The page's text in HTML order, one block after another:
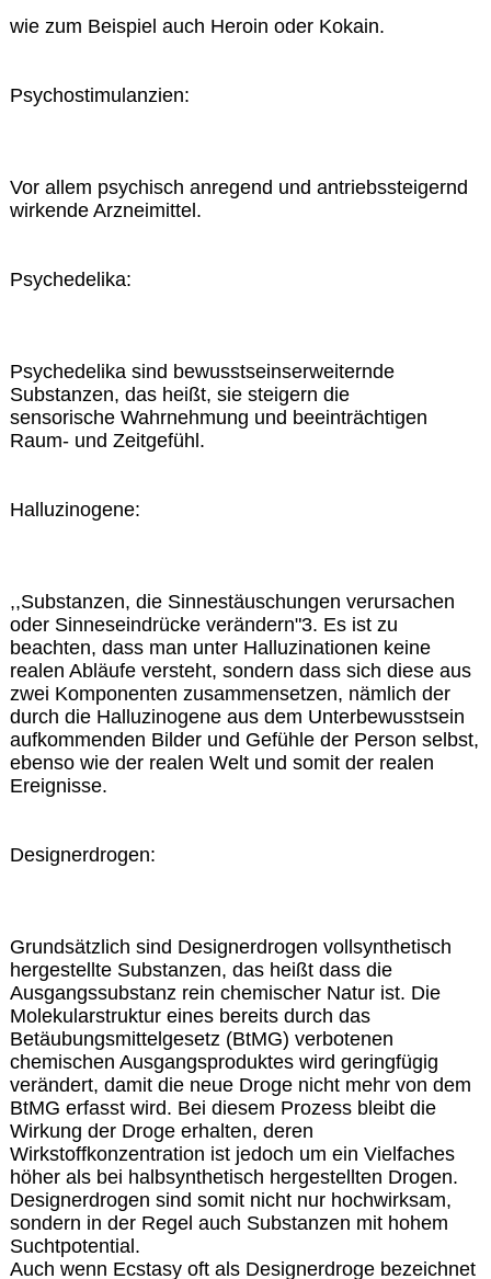
wie zum Beispiel auch Heroin oder Kokain.
Psychostimulanzien:
Vor allem psychisch anregend und antriebssteigernd
wirkende Arzneimittel.
Psychedelika:
Psychedelika sind bewusstseinserweiternde
Substanzen, das heißt, sie steigern die
sensorische Wahrnehmung und beeinträchtigen
Raum- und Zeitgefühl.
Halluzinogene:
,,Substanzen, die Sinnestäuschungen verursachen
oder Sinneseindrücke verändern"3. Es ist zu
beachten, dass man unter Halluzinationen keine
realen Abläufe versteht, sondern dass sich diese aus
zwei Komponenten zusammensetzen, nämlich der
durch die Halluzinogene aus dem Unterbewusstsein
aufkommenden Bilder und Gefühle der Person selbst,
ebenso wie der realen Welt und somit der realen
Ereignisse.
Designerdrogen:
Grundsätzlich sind Designerdrogen vollsynthetisch
hergestellte Substanzen, das heißt dass die
Ausgangssubstanz rein chemischer Natur ist. Die
Molekularstruktur eines bereits durch das
Betäubungsmittelgesetz (BtMG) verbotenen
chemischen Ausgangsproduktes wird geringfügig
verändert, damit die neue Droge nicht mehr von dem
BtMG erfasst wird. Bei diesem Prozess bleibt die
Wirkung der Droge erhalten, deren
Wirkstoffkonzentration ist jedoch um ein Vielfaches
höher als bei halbsynthetisch hergestellten Drogen.
Designerdrogen sind somit nicht nur hochwirksam,
sondern in der Regel auch Substanzen mit hohem
Suchtpotential.
Auch wenn Ecstasy oft als Designerdroge bezeichnet